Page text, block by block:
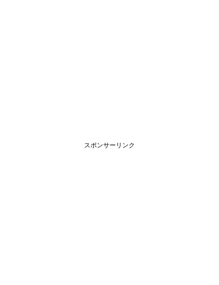
スポンサーリンク